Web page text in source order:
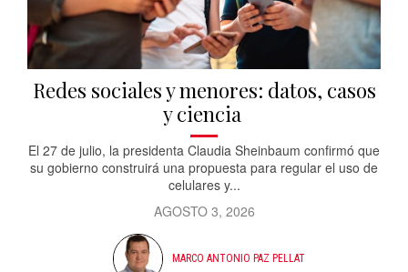
Redes sociales y menores: datos, casos
y ciencia
El 27 de julio, la presidenta Claudia Sheinbaum confirmó que
su gobierno construirá una propuesta para regular el uso de
celulares y...
AGOSTO 3, 2026
MARCO ANTONIO PAZ PELLAT